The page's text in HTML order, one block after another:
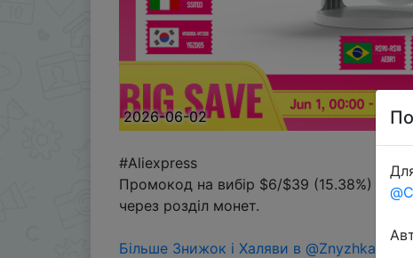
2026-06-02
#Aliexpress
Промокод на вибір $6/$39 (15.38%) →
через розділ монет.
Більше Знижок і Халяви в @ZnyzhkaUA